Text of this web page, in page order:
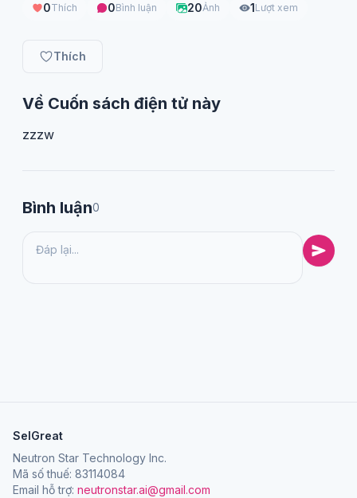
0Thích 0Bình luận 20Ảnh 1Lượt xem
Thích
Về Cuốn sách điện tử này
zzzw
Bình luận0
SelGreat
Neutron Star Technology Inc.
Mã số thuế: 83114084
Email hỗ trợ: neutronstar.ai@gmail.com